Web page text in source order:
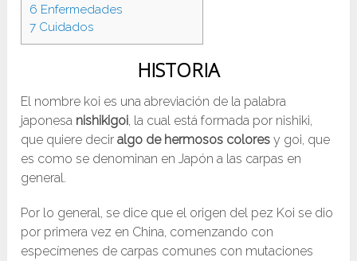
6 Enfermedades
7 Cuidados
HISTORIA
El nombre koi es una abreviación de la palabra
japonesa nishikigoi, la cual está formada por nishiki,
que quiere deciralgo de hermosos colores y goi, que
es como se denominan en Japón a las carpas en
general.
Por lo general, se dice que el origen del pez Koi se dio
por primera vez en China, comenzando con
especímenes de carpas comunes con mutaciones